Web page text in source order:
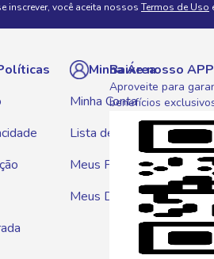
inscrever, você aceita nossos Termos de Uso
Minha Área
Minha Conta
Lista de Compras
Meus Pedidos
Meus Descontos
Baixe nosso APP
Aproveite para
benefícios